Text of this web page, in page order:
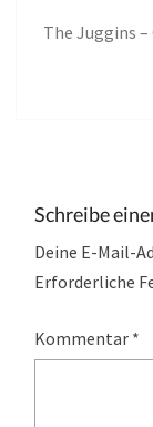
The Juggins
Schreibe
Deine E-Mail-
Erforderliche
Kommentar *